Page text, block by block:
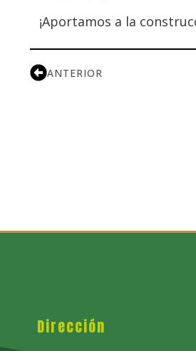
¡Aportamos a la
ANTERIOR
Dirección